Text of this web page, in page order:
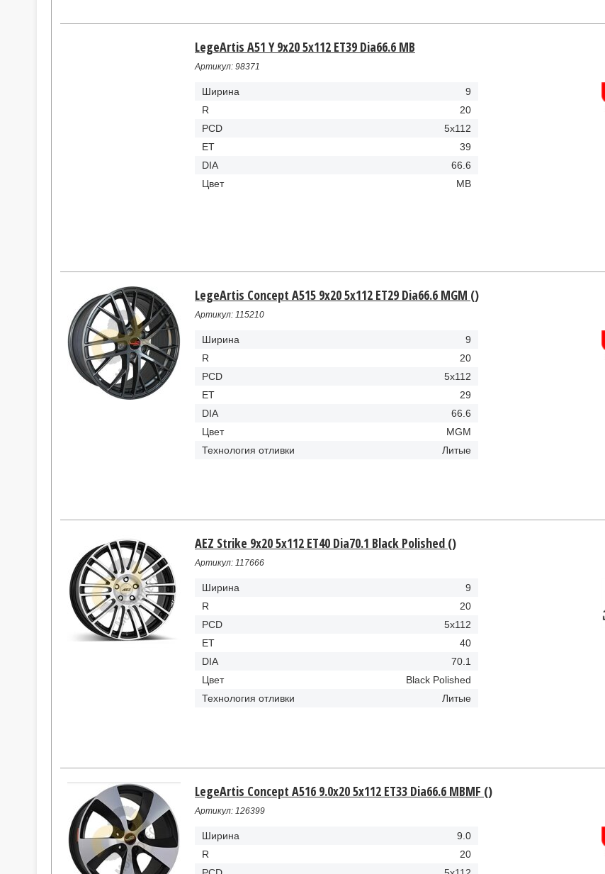
LegeArtis A51 Y 9x20 5x112 ET39 Dia66.6 MB
Артикул: 98371
Ширина
9
R
20
PCD
5x112
ET
39
DIA
66.6
Цвет
MB
LegeArtis Concept A515 9x20 5x112 ET29 Dia66.6 MGM ()
Артикул: 115210
Ширина
9
R
20
PCD
5x112
ET
29
DIA
66.6
Цвет
MGM
Технология отливки
Литые
AEZ Strike 9x20 5x112 ET40 Dia70.1 Black Polished ()
Артикул: 117666
Ширина
9
R
20
PCD
5x112
ET
40
DIA
70.1
Цвет
Black Polished
Технология отливки
Литые
LegeArtis Concept A516 9.0x20 5x112 ET33 Dia66.6 MBMF ()
Артикул: 126399
Ширина
9.0
R
20